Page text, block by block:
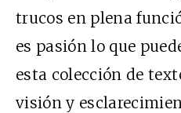
trucos en plena
es pasión lo que
esta colección de
visión y